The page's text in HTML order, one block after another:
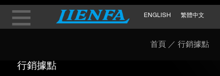
ENGLISH 繁體中文
首頁 ／ 行銷據點
行銷據點